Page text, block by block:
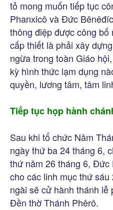
tỏ mong muốn tiếp tục
Phanxicô và Đức
thông điệp được công bố
cấp thiết là phải xây
ngừa trong toàn Giáo
kỳ hình thức lạm dụng
quyền, lương tâm, tâm
Tiếp tục họp hành
Sau khi tổ chức Năm
ngày thứ ba 24 tháng 6,
thứ năm 26 tháng 6, Đức
cho các linh mục thứ
ngài sẽ cử hành thánh lễ
Đền thờ Thánh Phêrô.